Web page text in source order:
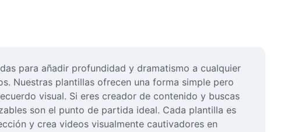
para añadir profundidad y dramatismo a cualquier
Nuestras plantillas ofrecen una forma simple pero
visual. Si eres creador de contenido y buscas
son el punto de partida ideal. Cada plantilla es
y crea videos visualmente cautivadores en